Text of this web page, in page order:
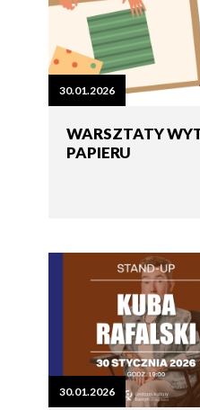
30.01.2026
WARSZTATY
PAPIERU
30.01.2026